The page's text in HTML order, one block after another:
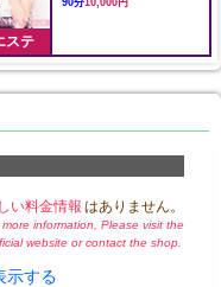
ステ
90分10,000円
い料金情報 はありません。
information, Please visit the
website or contact the shop.
示する